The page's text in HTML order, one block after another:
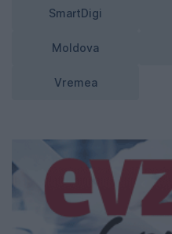
SmartDigi
Moldova
Vremea